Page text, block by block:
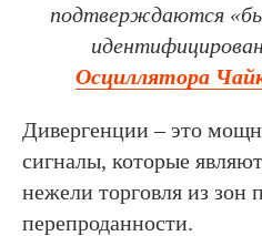
подтверждаются
Осциллятора
Дивергенции – это
сигналы, которые
нежели торговля из зон
перепроданности.